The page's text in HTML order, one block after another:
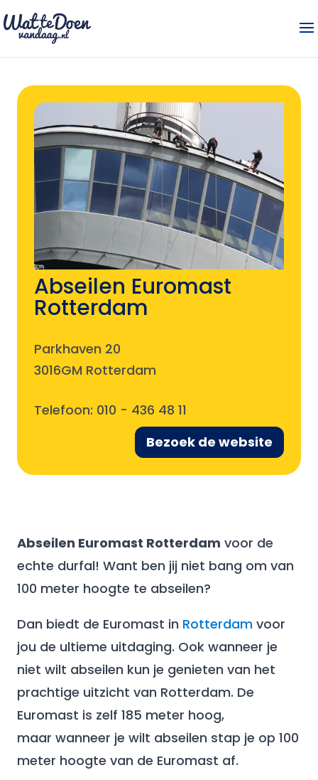
Abseilen Euromast
Rotterdam
Parkhaven 20
3016GM Rotterdam
Telefoon: 010 - 436 48 11
Bezoek de website
Abseilen Euromast Rotterdam voor de
echte durfal! Want ben jij niet bang om van
100 meter hoogte te abseilen?
Dan biedt de Euromast in Rotterdam voor
jou de ultieme uitdaging. Ook wanneer je
niet wilt abseilen kun je genieten van het
prachtige uitzicht van Rotterdam. De
Euromast is zelf 185 meter hoog,
maar wanneer je wilt abseilen stap je op 100
meter hoogte van de Euromast af.